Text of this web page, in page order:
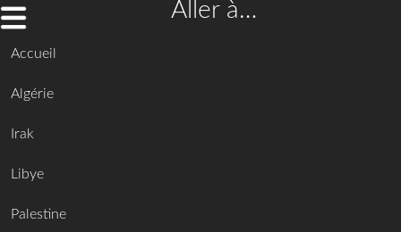
Aller à…
Accueil
Algérie
Irak
Libye
Palestine